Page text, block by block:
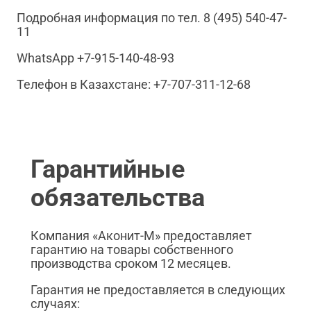
Подробная информация по тел. 8 (495) 540-47-
11
WhatsApp +7-915-140-48-93
Телефон в Казахстане: +7-707-311-12-68
Гарантийные
обязательства
Компания «Аконит-М» предоставляет
гарантию на товары собственного
производства сроком 12 месяцев.
Гарантия не предоставляется в следующих
случаях: